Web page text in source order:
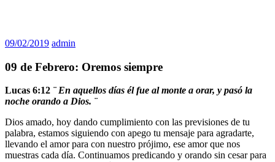
09/02/2019 admin
09 de Febrero: Oremos siempre
Lucas 6:12 ¨ En aquellos días él fue al monte a orar, y pasó la
noche orando a Dios. ¨
Dios amado, hoy dando cumplimiento con las previsiones de tu
palabra, estamos siguiendo con apego tu mensaje para agradarte,
llevando el amor para con nuestro prójimo, ese amor que nos
muestras cada día. Continuamos predicando y orando sin cesar para